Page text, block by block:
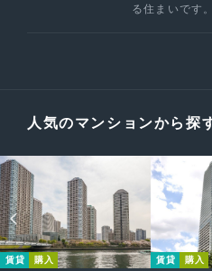
る住まいです。
人気のマンションから探
賃貸 購入 賃貸 購入